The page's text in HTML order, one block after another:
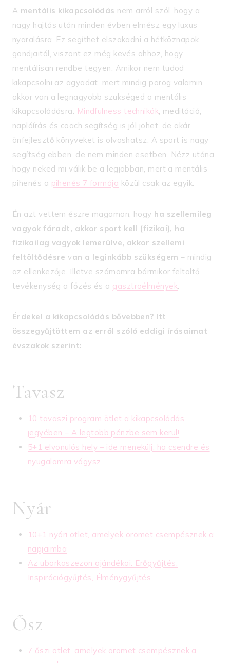
A mentális kikapcsolódás nem arról szól, hogy a
nagy hajtás után minden évben elmész egy luxus
nyaralásra. Ez segíthet elszakadni a hétköznapok
gondjaitól, viszont ez még kevés ahhoz, hogy
mentálisan rendbe tegyen. Amikor nem tudod
kikapcsolni az agyadat, mert mindig pörög valamin,
akkor van a legnagyobb szükséged a mentális
kikapcsolódásra.
Mindfulness technikák , meditáció,
naplóírás és coach segítség is jól jöhet, de akár
önfejlesztő könyveket is olvashatsz. A sport is nagy
segítség ebben, de nem minden esetben. Nézz utána,
hogy neked mi válik be a legjobban, mert a mentális
pihenés a pihenés 7 formája közül csak az egyik.
Én azt vettem észre magamon, hogy ha szellemileg
vagyok fáradt, akkor sport kell (fizikai), ha
fizikailag vagyok lemerülve, akkor szellemi
feltöltődésrevan a leginkább szükségem– mindig
az ellenkezője. Illetve számomra bármikor feltöltő
tevékenység a főzés és a gasztroélmények
Érdekel a kikapcsolódás bővebben? Itt
összegyűjtöttem az erről szóló eddigi írásaimat
évszakok szerint:
Tavasz
10 tavaszi program ötlet a kikapcsolódás
jegyében – A legtöbb pénzbe sem kerül!
5+1 elvonulós hely – ide menekülj, ha csendre és
nyugalomra vágysz
Nyár
10+1 nyári ötlet, amelyek örömet csempésznek a
napjaimba
Az uborkaszezon ajándékai: Erőgyűjtés,
Inspirációgyűjtés, Élménygyűjtés
Ősz
7 őszi ötlet, amelyek örömet csempésznek a